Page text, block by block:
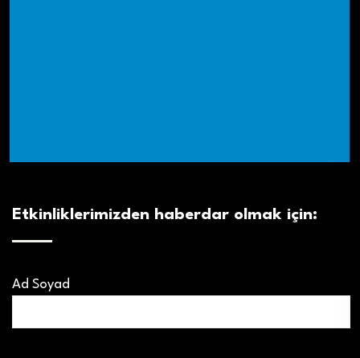
Etkinliklerimizden haberdar olmak için:
Ad Soyad